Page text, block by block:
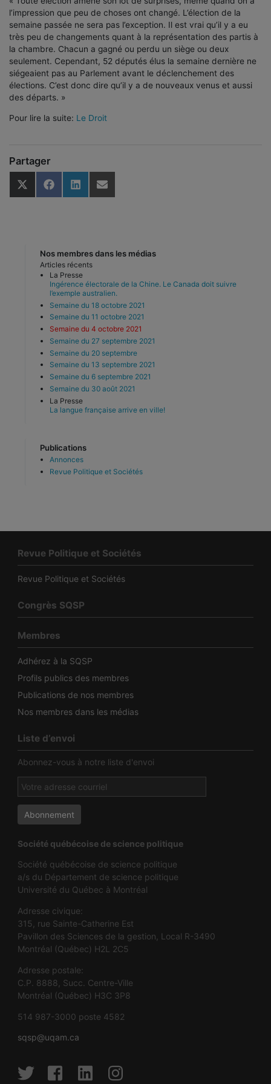
l’impression que peu de choses ont changé. L’élection de la
semaine passée ne sera pas l’exception. Il est vrai qu’il y a eu
très peu de changements quant à la représentation des partis à
la chambre. Chacun a gagné ou perdu un siège ou deux
seulement. Cependant, 52 députés élus la semaine dernière ne
siégeaient pas au Parlement avant le déclenchement des
élections. C’est donc dire qu’il y a de nouveaux venus et aussi
des départs. »
Pour lire la suite: Le Droit
Partager
Share Share Share Share
Nos membres dans les médias
Articles récents
La Presse
Ingérence électorale de la Chine. Le Canada doit suivre
l’exemple australien.
Semaine du 18 octobre 2021
Semaine du 11 octobre 2021
Semaine du 4 octobre 2021
Semaine du 27 septembre 2021
Semaine du 20 septembre
Semaine du 13 septembre 2021
Semaine du 6 septembre 2021
Semaine du 30 août 2021
La Presse
La langue française arrive en ville!
Publications
Annonces
Revue Politique et Sociétés
Revue Politique et Sociétés
Revue Politique et Sociétés
Congrès SQSP
Membres
Adhérez à la SQSP
Profils publics des membres
Publications de nos membres
Nos membres dans les médias
Liste d’envoi
Abonnez-vous à notre liste d'envoi
Société québécoise de science politique
Société québécoise de science politique
a/s du Département de science politique
Université du Québec à Montréal
Adresse civique:
315, rue Sainte-Catherine Est
Pavillon des Sciences de la gestion, Local R-3490
Montréal (Québec) H2L 2C5
Adresse postale:
C.P. 8888, Succ. Centre-Ville
Montréal (Québec) H3C 3P8
514 987-3000 poste 4582
sqsp@uqam.ca